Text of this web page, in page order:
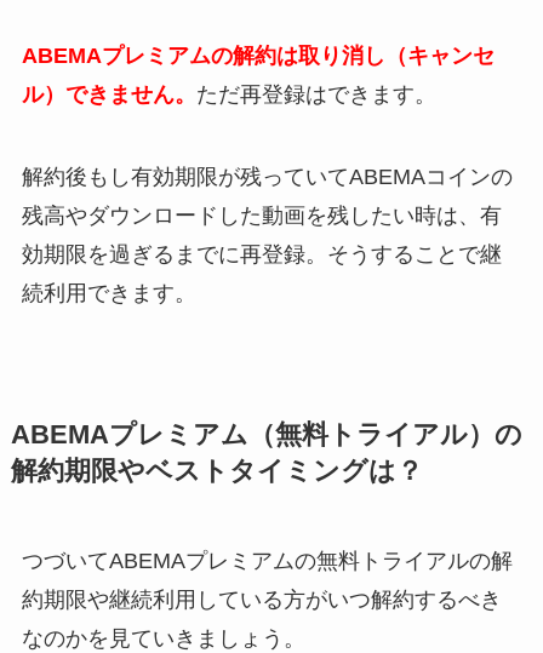
ABEMAプレミアムの解約は取り消し（キャンセ
ル）できません。 ただ再登録はできます。
解約後もし有効期限が残っていてABEMAコインの
残高やダウンロードした動画を残したい時は、有
効期限を過ぎるまでに再登録。そうすることで継
続利用できます。
ABEMAプレミアム（無料トライアル）の
解約期限やベストタイミングは？
つづいてABEMAプレミアムの無料トライアルの解
約期限や継続利用している方がいつ解約するべき
なのかを見ていきましょう。